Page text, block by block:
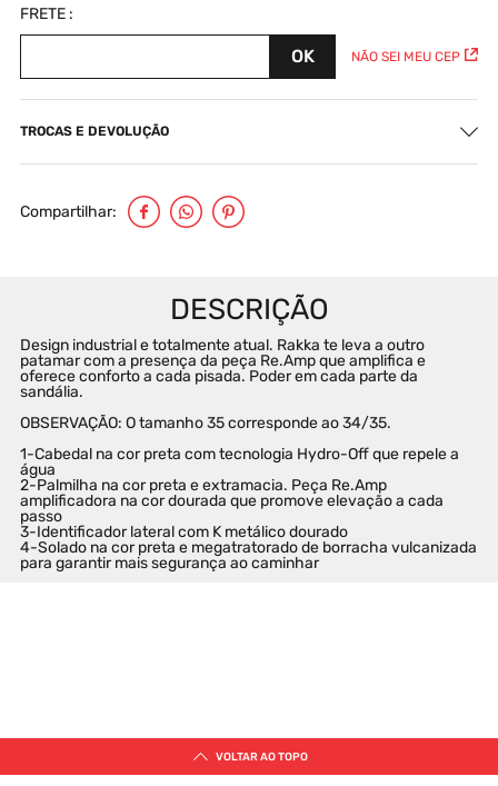
NÃO SEI MEU CEP
TROCAS E DEVOLUÇÃO
Compartilhar
Design industrial e totalmente atual. Rakka te leva a outro
patamar com a presença da peça Re.Amp que amplifica e
oferece conforto a cada pisada. Poder em cada parte da
sandália.
OBSERVAÇÃO: O tamanho 35 corresponde ao 34/35.
1-Cabedal na cor preta com tecnologia Hydro-Off que repele a
água
2-Palmilha na cor preta e extramacia. Peça Re.Amp
amplificadora na cor dourada que promove elevação a cada
passo
3-Identificador lateral com K metálico dourado
4-Solado na cor preta e megatratorado de borracha vulcanizada
para garantir mais segurança ao caminhar
VOCÊ